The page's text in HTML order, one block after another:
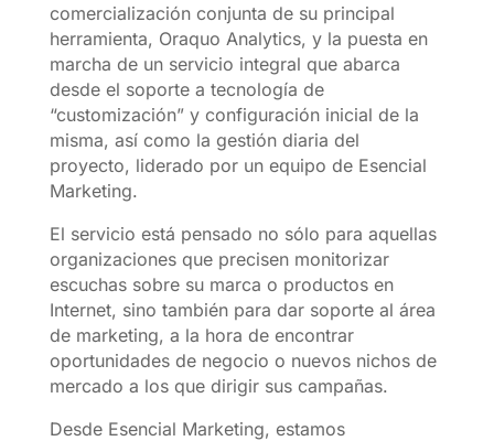
comercialización conjunta de su principal
herramienta, Oraquo Analytics, y la puesta en
marcha de un servicio integral que abarca
desde el soporte a tecnología de
“customización” y configuración inicial de la
misma, así como la gestión diaria del
proyecto, liderado por un equipo de Esencial
Marketing.
El servicio está pensado no sólo para aquellas
organizaciones que precisen monitorizar
escuchas sobre su marca o productos en
Internet, sino también para dar soporte al área
de marketing, a la hora de encontrar
oportunidades de negocio o nuevos nichos de
mercado a los que dirigir sus campañas.
Desde Esencial Marketing, estamos